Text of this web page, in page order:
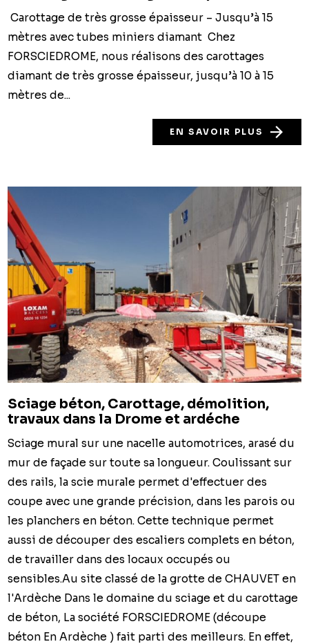
Carottage de très grosse épaisseur – Jusqu’à 15
mètres avec tubes miniers diamant Chez
FORSCIEDROME, nous réalisons des carottages
diamant de très grosse épaisseur, jusqu’à 10 à 15
mètres de...
EN SAVOIR PLUS
Sciage béton, Carottage, démolition,
travaux dans la Drome et ardéche
Sciage mural sur une nacelle automotrices, arasé du
mur de façade sur toute sa longueur. Coulissant sur
des rails, la scie murale permet d'effectuer des
coupe avec une grande précision, dans les parois ou
les planchers en béton. Cette technique permet
aussi de découper des escaliers complets en béton,
de travailler dans des locaux occupés ou
sensibles.Au site classé de la grotte de CHAUVET en
l'Ardèche Dans le domaine du sciage et du carottage
de béton, La société FORSCIEDROME (découpe
béton En Ardèche ) fait parti des meilleurs. En effet,